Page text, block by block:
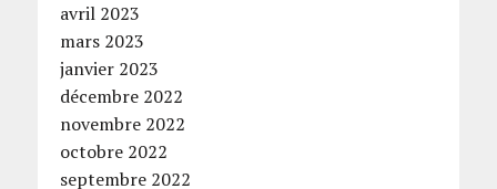
avril 2023
mars 2023
janvier 2023
décembre 2022
novembre 2022
octobre 2022
septembre 2022